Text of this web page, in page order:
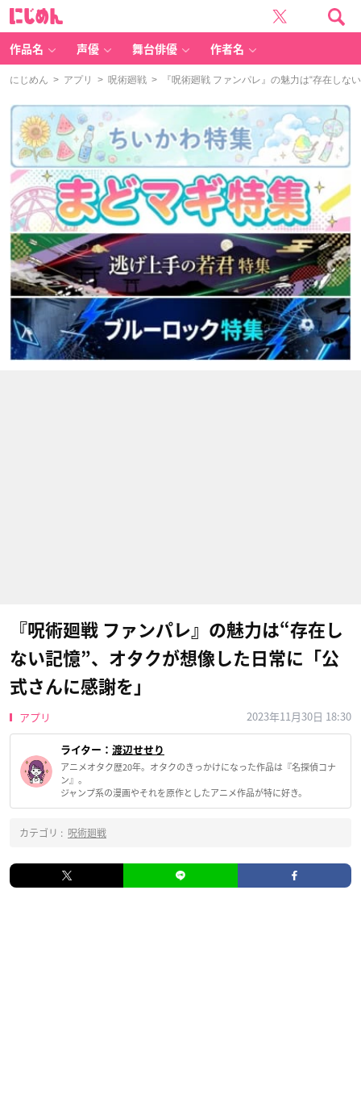
作品名 声優 舞台俳優 作者名
にじめん > アプリ > 呪術廻戦 > 『呪術廻戦 ファンパレ』の魅力は“存在しな
『呪術廻戦 ファンパレ』の魅力は“存在し
ない記憶”、オタクが想像した日常に「公
式さんに感謝を」
アプリ 2023年11月30日 18:30
ライター： 渡辺せせり
アニメオタク歴20年。オタクのきっかけになった作品は『名探偵コナ
ン』。
ジャンプ系の漫画やそれを原作としたアニメ作品が特に好き。
カテゴリ : 呪術廻戦